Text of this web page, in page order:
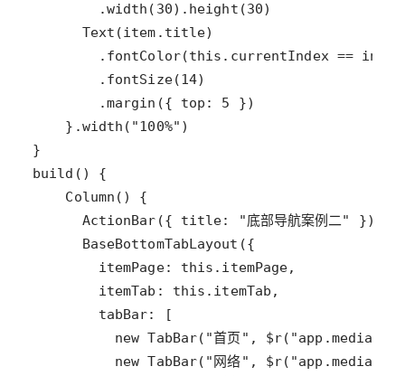
        .
width ( 30). height (30
Text (item . title
        .
fontColor(this . currentIndex == index
        .
fontSize(14
        .
margin ({ top : 5
    }.
width ( "100%"
build
Column
ActionBar ({ title: "底部导航案例二"
BaseBottomTabLayout
itemPage: this . itemPage
itemTab : this . itemTab
tabBar
new TabBar( "首页" , $r(
new TabBar( "网络" , $r(